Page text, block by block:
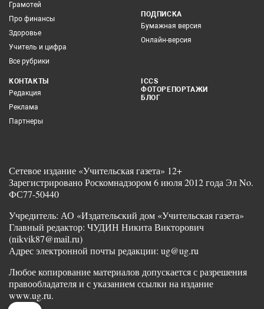
Грамотей
Про финансы
Здоровье
Учитель и цифра
Все рубрики
ПОДПИСКА
Бумажная версия
Онлайн-версия
КОНТАКТЫ
Редакция
Реклама
Партнеры
ICCS
ФОТОРЕПОРТАЖИ
БЛОГ
Сетевое издание «Учительская газета» 12+
Зарегистрировано Роскомнадзором 6 июля 2012 года Эл No.
ФС77-50440
Учредитель: АО «Издательский дом «Учительская газета»
Главный редактор: ЧУДИН Никита Викторович
(nikvik87@mail.ru)
Адрес электронной почты редакции: ug@ug.ru
Любое копирование материалов допускается с разрешения
правообладателя и с указанием ссылки на издание
www.ug.ru.